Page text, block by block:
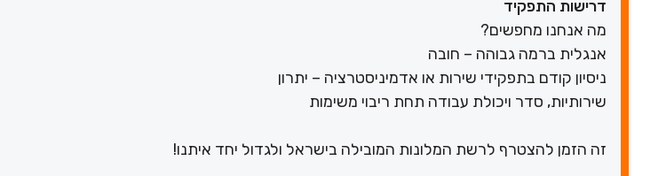
דרישות התפקיד
מה אנחנו מחפשים?
אנגלית ברמה גבוהה – חובה
ניסיון קודם בתפקידי שירות או אדמיניסטרציה – יתרון
שירותיות, סדר ויכולת עבודה תחת ריבוי משימות
זה הזמן להצטרף לרשת המלונות המובילה בישראל ולגדול יחד איתנו!